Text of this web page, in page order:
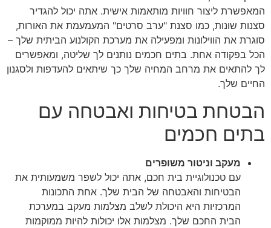
המאפשרת ליצור חוויות מותאמות אישית. אתה יכול להגדיר
סצנות שונות, כמו סצנת "ערב סרטים" המעמעמת את האורות,
סוגרת את הווילונות ומפעילה את מערכת הקולנוע הביתית שלך –
הכל בפקודה אחת. בתים חכמים נותנים לך שליטה, ומאפשרים
לך להתאים את מרחב המחיה שלך כך שיתאים להעדפות ולסגנון
החיים שלך.
הבטחת בטיחות ואבטחה עם
בתים חכמים
מעקב וניטור משופרים
עם טכנולוגיית בית חכם, אתה יכול לשפר משמעותית את
הבטיחות והאבטחה של הבית שלך. אחת התכונות
המרכזיות היא היכולת לשלב מצלמות מעקב במערכת
הבית החכם שלך. מצלמות אלו יכולות להיות ממוקמות